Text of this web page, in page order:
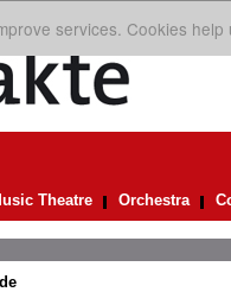
services. Cookies
Theatre Orchestra